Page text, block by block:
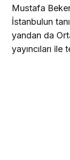
Mustafa
İstanbulun
yandan da
yayıncıları